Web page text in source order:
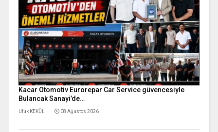
Kacar Otomotiv Eurorepar Car Service güvencesiyle
Bulancak Sanayi’de…
Ufuk KEKÜL 08 Ağustos 2026